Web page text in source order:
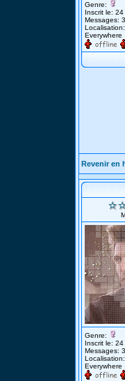
Genre:
Inscrit le:
Messages:
Everywhere
Revenir en
Genre:
Inscrit le:
Messages:
Everywhere